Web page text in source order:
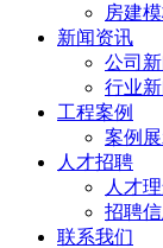
房建
新闻资讯
公司
行业
工程案例
案例
人才招聘
人才
招聘
联系我们